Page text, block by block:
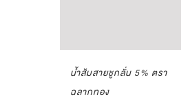
น้ำส้มสายชูกลั่น 5% ตรา
ฉลากทอง